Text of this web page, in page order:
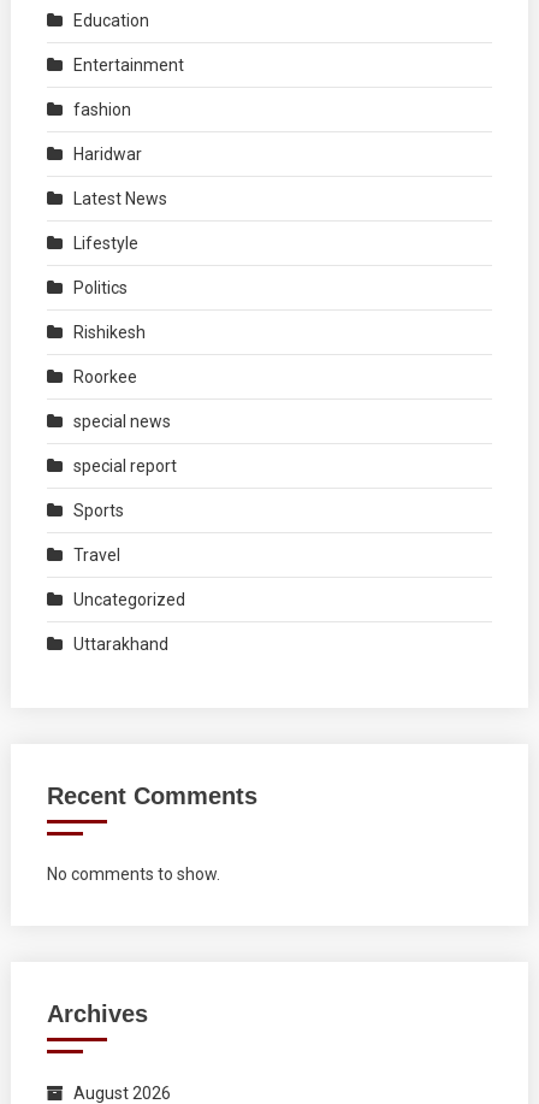
Education
Entertainment
fashion
Haridwar
Latest News
Lifestyle
Politics
Rishikesh
Roorkee
special news
special report
Sports
Travel
Uncategorized
Uttarakhand
Recent Comments
No comments to show.
Archives
August 2026